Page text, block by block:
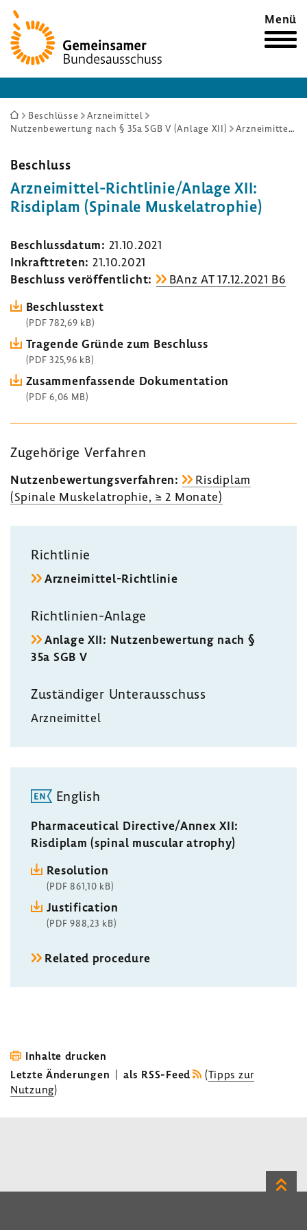
Zur
Startseite
Menü
Sie
sind
Beschlüsse
Arzneimittel
Nutzenbewertung nach § 35a SGB V (Anlage XII)
Arzneimittel-Richtlinie/Anlage XII: Risdiplam (Spinale Muskelatrophie)
Beschluss
Arzneimittel-​Richtlinie/Anlage XII:
Risdi­plam (Spinale Muskela­tro­phie)
Beschluss­datum: 21.10.2021
Inkraft­treten: 21.10.2021
Beschluss veröf­fent­licht:
BAnz AT 17.12.2021 B6
Beschluss­text
(PDF 782,69 kB)
Tragende Gründe zum Beschluss
(PDF 325,96 kB)
Zusam­men­fas­sende Doku­men­ta­tion
(PDF 6,06 MB)
Zuge­hö­rige Verfahren
Nutzen­be­wer­tungs­ver­fahren:
Risdi­plam
(Spinale Muskela­tro­phie, ≥ 2 Monate)
Richt­linie
Arzneimittel-​Richtlinie
Richtlinien-​Anlage
Anlage XII: Nutzen­be­wer­tung nach §
35a SGB V
Zustän­diger Unter­aus­schuss
Arznei­mittel
English
Pharmaceutical Directive/Annex XII:
Risdiplam (spinal muscular atrophy)
Resolution
(PDF 861,10 kB)
Justification
(PDF 988,23 kB)
Related procedure
Inhalte drucken
Letzte Änderungen | als RSS-Feed (Tipps zur
Nutzung)
Zum